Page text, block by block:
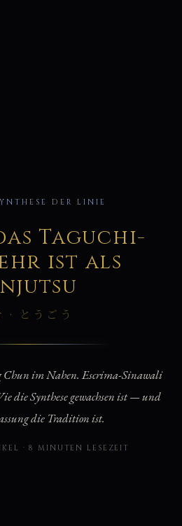
DER LINIE
Taguchi-
ist als
· とうごう
im Nahen. Escrima-Sinawali
die Synthese gewachsen ist — und
die Tradition ist.
· 8 MINUTEN LESEZEIT